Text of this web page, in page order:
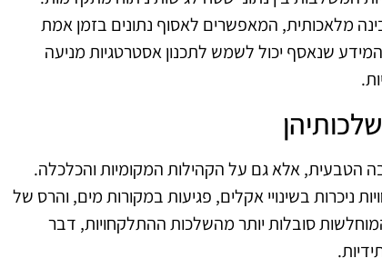
מלאכותית, המאפשרים לאסוף נתונים בזמן אמת
שנאסף יכול לשמש לתכנון אסטרטגיות מניעה
אלא גם על הקהילות המקומיות והכלכלה.
בשינויי אקלים, פגיעות במקורות מים, והרס של
סובלות יותר מהשלכות ההתלקחויות, דבר